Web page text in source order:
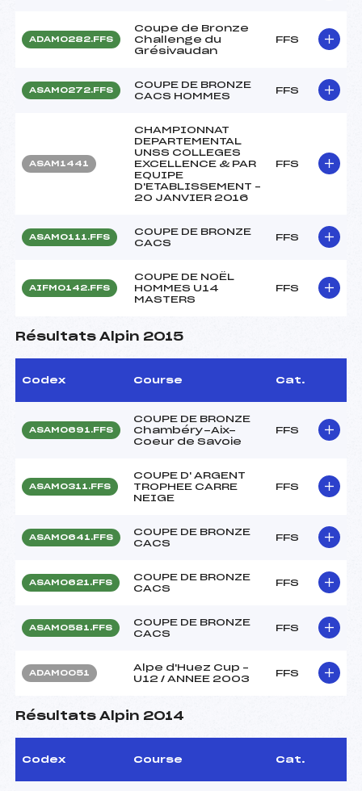
ADAM0282.FFS
Coupe de Bronze
Challenge du
Grésivaudan
FFS
ASAM0272.FFS
COUPE DE BRONZE
CACS HOMMES
FFS
ASAM1441
CHAMPIONNAT
DEPARTEMENTAL
UNSS COLLEGES
EXCELLENCE & PAR
EQUIPE
D'ETABLISSEMENT –
20 JANVIER 2016
FFS
ASAM0111.FFS
COUPE DE BRONZE
CACS
FFS
AIFM0142.FFS
COUPE DE NOËL
HOMMES U14
MASTERS
FFS
Résultats Alpin 2015
Codex Course Cat.
ASAM0691.FFS
COUPE DE BRONZE
Chambéry-Aix-
Coeur de Savoie
FFS
ASAM0311.FFS
COUPE D' ARGENT
TROPHEE CARRE
NEIGE
FFS
ASAM0641.FFS
COUPE DE BRONZE
CACS
FFS
ASAM0621.FFS
COUPE DE BRONZE
CACS
FFS
ASAM0581.FFS
COUPE DE BRONZE
CACS
FFS
ADAM0051
Alpe d'Huez Cup –
U12 / ANNEE 2003
FFS
Résultats Alpin 2014
Codex Course Cat.